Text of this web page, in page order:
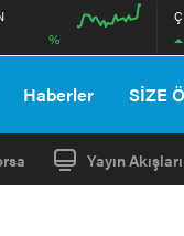
%
Haberler SİZE
Yayın Akışları